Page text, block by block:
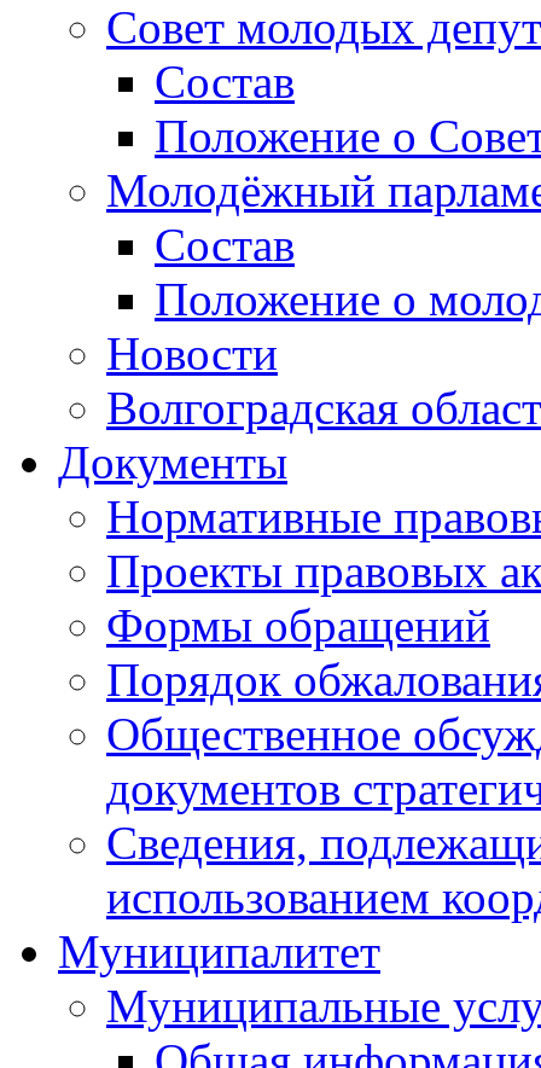
Совет молодых
Состав
Положение о
Молодёжный
Состав
Положение о
Новости
Волгоградская
Документы
Нормативные
Проекты правовых
Формы обращений
Порядок
Общественное
документов
Сведения,
использованием
Муниципалитет
Муниципальные